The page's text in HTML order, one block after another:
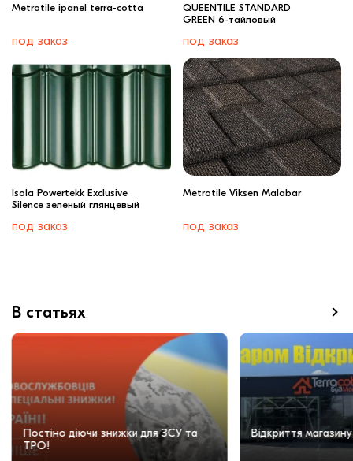
Metrotile ipanel terra-cotta
под заказ
QUEENTILE STANDARD
GREEN 6-тайловый
под заказ
Isola Powertekk Exclusive
Silence зеленый глянцевый
под заказ
Metrotile Viksen Malabar
под заказ
В статьях
Постіно діючи знижки для ЗСУ та
ТРО!
Відкриття магазину